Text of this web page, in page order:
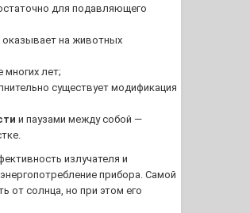
для подавляющего
оказывает на животных
многих лет;
существует модификация
и паузами между собой —
излучателя и
прибора. Самой
от солнца, но при этом его